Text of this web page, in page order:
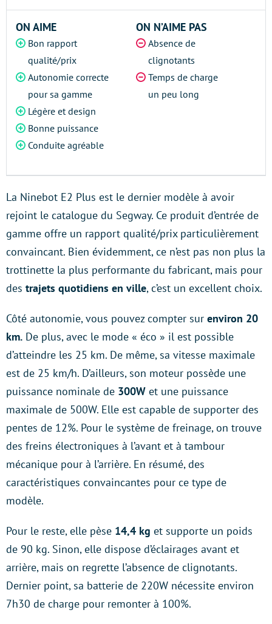
ON AIME
Bon rapport
qualité/prix
Autonomie correcte
pour sa gamme
Légère et design
Bonne puissance
Conduite agréable
ON N’AIME PAS
Absence de
clignotants
Temps de charge
un peu long
La Ninebot E2 Plus est le dernier modèle à avoir
rejoint le catalogue du Segway. Ce produit d’entrée de
gamme offre un rapport qualité/prix particulièrement
convaincant. Bien évidemment, ce n’est pas non plus la
trottinette la plus performante du fabricant, mais pour
des trajets quotidiens en ville, c’est un excellent choix.
Côté autonomie, vous pouvez compter sur environ 20
km. De plus, avec le mode « éco » il est possible
d’atteindre les 25 km. De même, sa vitesse maximale
est de 25 km/h. D’ailleurs, son moteur possède une
puissance nominale de 300W et une puissance
maximale de 500W. Elle est capable de supporter des
pentes de 12%. Pour le système de freinage, on trouve
des freins électroniques à l’avant et à tambour
mécanique pour à l’arrière. En résumé, des
caractéristiques convaincantes pour ce type de
modèle.
Pour le reste, elle pèse 14,4 kg et supporte un poids
de 90 kg. Sinon, elle dispose d’éclairages avant et
arrière, mais on regrette l’absence de clignotants.
Dernier point, sa batterie de 220W nécessite environ
7h30 de charge pour remonter à 100%.